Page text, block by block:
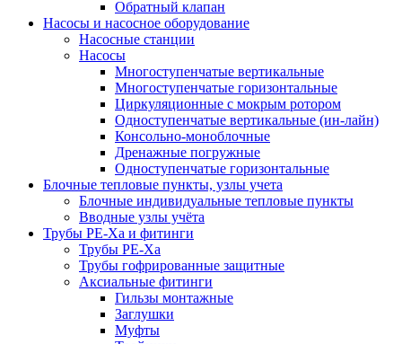
Обратный клапан
Насосы и насосное оборудование
Насосные станции
Насосы
Многоступенчатые вертикальные
Многоступенчатые горизонтальные
Циркуляционные с мокрым ротором
Одноступенчатые вертикальные (ин-лайн)
Консольно-моноблочные
Дренажные погружные
Одноступенчатые горизонтальные
Блочные тепловые пункты, узлы учета
Блочные индивидуальные тепловые пункты
Вводные узлы учёта
Трубы РЕ-Ха и фитинги
Трубы РЕ-Ха
Трубы гофрированные защитные
Аксиальные фитинги
Гильзы монтажные
Заглушки
Муфты